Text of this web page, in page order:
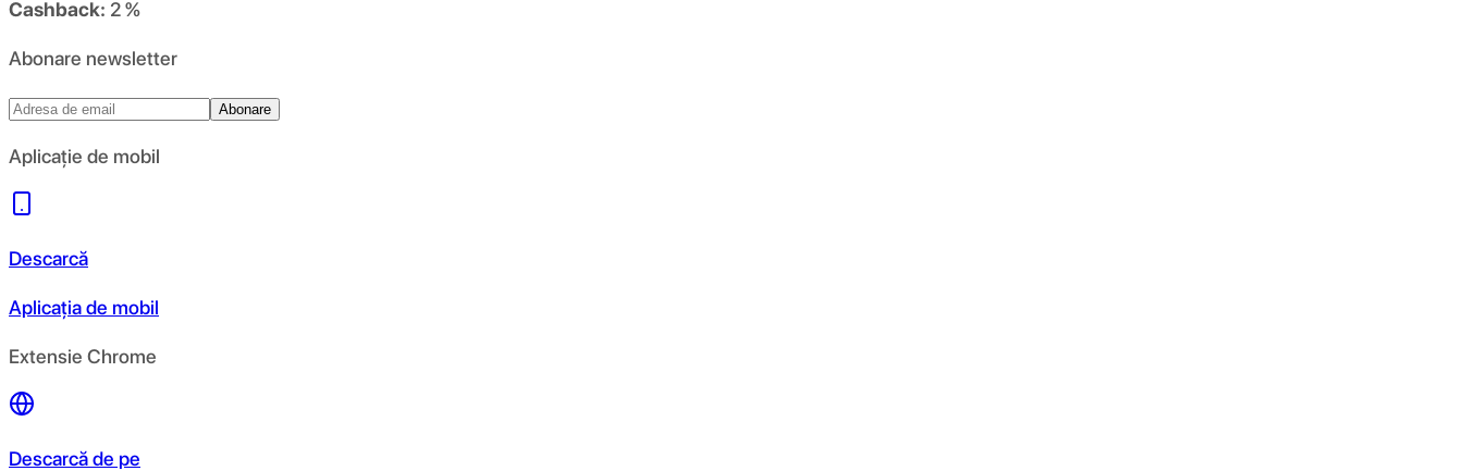
Cashback: 2 %
Abonare newsletter
Abonare
Aplicație de mobil
Descarcă
Aplicația de mobil
Extensie Chrome
Descarcă de pe